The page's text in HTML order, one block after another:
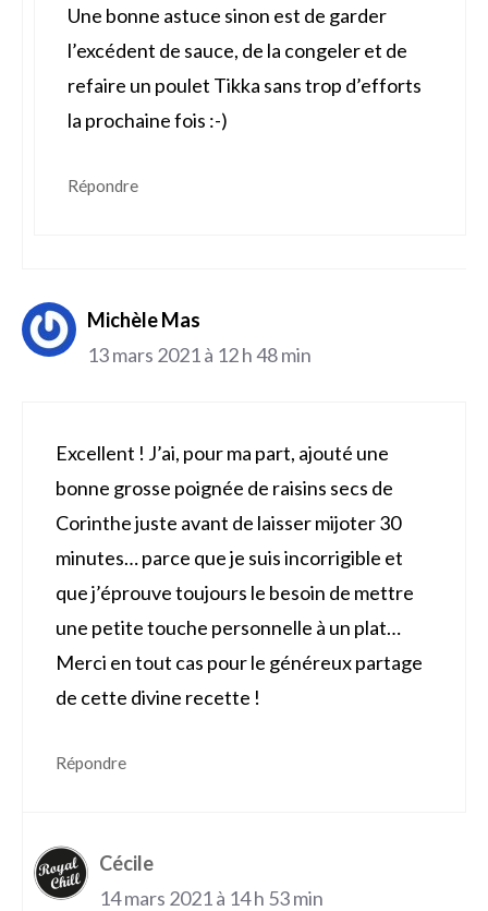
Une bonne astuce sinon est de garder
l’excédent de sauce, de la congeler et de
refaire un poulet Tikka sans trop d’efforts
la prochaine fois :-)
Répondre
Michèle Mas
13 mars 2021 à 12 h 48 min
Excellent ! J’ai, pour ma part, ajouté une
bonne grosse poignée de raisins secs de
Corinthe juste avant de laisser mijoter 30
minutes… parce que je suis incorrigible et
que j’éprouve toujours le besoin de mettre
une petite touche personnelle à un plat…
Merci en tout cas pour le généreux partage
de cette divine recette !
Répondre
Cécile
14 mars 2021 à 14 h 53 min